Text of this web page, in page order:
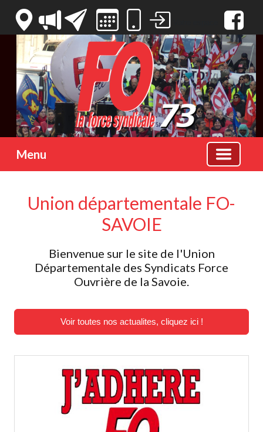
Menu
Union départementale FO-
SAVOIE
Bienvenue sur le site de l'Union
Départementale des Syndicats Force
Ouvrière de la Savoie.
Voir toutes nos actualites, cliquez ici !